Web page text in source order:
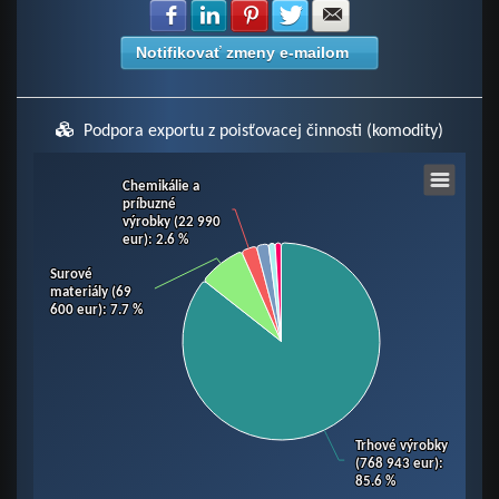
Zdielať na Facebook
Zdielať na LinkedIn
Zdielať na Pinterest
Zdielať na Twitter
Notifikovať zmeny e-mailom
Podpora exportu z poisťovacej činnosti (komodity)
Pie chart with 6 slices.
View as data table, Chart
Trhové výrobky
(768 943 eur):
85.6 %
Trhové výrobky
(768 943 eur):
85.6 %
Surové
materiály (69
600 eur): 7.7 %
Surové
materiály (69
600 eur): 7.7 %
Chemikálie a
príbuzné
výrobky (22 990
eur): 2.6 %
Chemikálie a
príbuzné
výrobky (22 990
eur): 2.6 %